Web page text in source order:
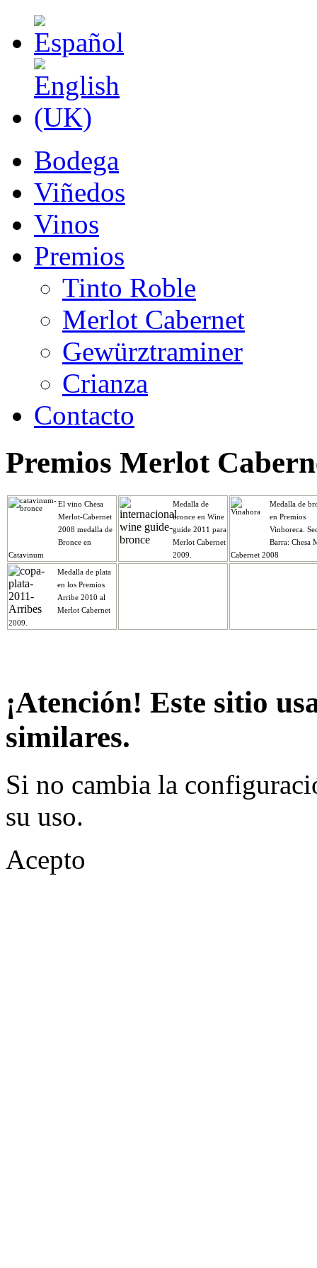
Bodega
Viñedos
Vinos
Premios
Tinto Roble
Merlot Cabernet
Gewürztraminer
Crianza
Contacto
Premios Merlot
El vino Chesa
Merlot-Cabernet
2008 medalla de
Bronce en
Catavinum
Medalla de
bronce en Wine
guide 2011 para
Merlot Cabernet
2009.
Medalla de
en Premios
Vinhoreca.
Barra: Chesa
Cabernet 2008
Medalla de plata
en los Premios
Arribe 2010 al
Merlot Cabernet
2009.
¡Atención! Este sitio
similares.
Si no cambia la
su uso.
Acepto